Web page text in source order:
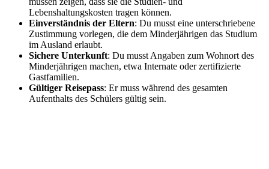
Lebenshaltungskosten tragen können.
Einverständnis der Eltern: Du musst eine unterschriebene
Zustimmung vorlegen, die dem Minderjährigen das Studium
im Ausland erlaubt.
Sichere Unterkunft: Du musst Angaben zum Wohnort des
Minderjährigen machen, etwa Internate oder zertifizierte
Gastfamilien.
Gültiger Reisepass: Er muss während des gesamten
Aufenthalts des Schülers gültig sein.